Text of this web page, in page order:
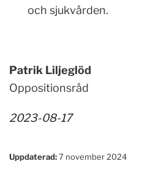
och sjukvården.
Patrik Liljeglöd
Oppositionsråd
2023-08-17
Uppdaterad:7 november 2024